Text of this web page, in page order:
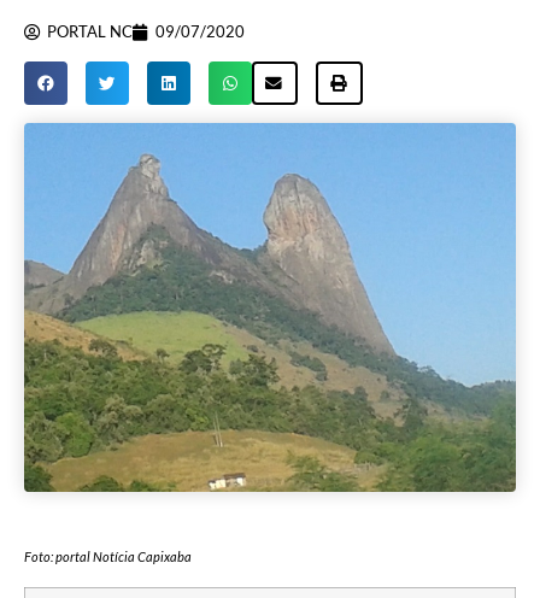
PORTAL NC 09/07/2020
Foto: portal Notícia Capixaba